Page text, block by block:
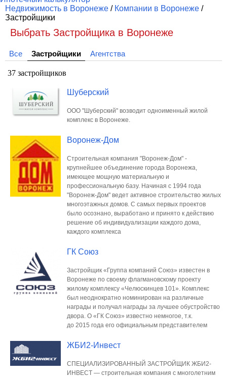
Недвижимость в Воронеже / Компании в Воронеже /
Застройщики
Выбрать Застройщика в Воронеже
Все Застройщики Агентства
37 застройщиков
Шуберский
ООО "Шуберский" возводит одноименный жилой
комплекс в Воронеже.
Воронеж-Дом
Строительная компания "Воронеж-Дом" -
крупнейшее объединение города Воронежа,
имеющее мощную материальную и
профессиональную базу. Начиная с 1994 года
"Воронеж-Дом" ведет активное строительство жилых
многоэтажных домов. С самых первых проектов
было осознано, выработано и принято к действию
решение об индивидуализации каждого дома,
каждого комплекса
ГК Союз
Застройщик «Группа компаний Союз» известен в
Воронеже по своему флагмановскому проекту
жилому комплексу «Челюскинцев 101». Комплекс
был неоднократно номинирован на различные
награды и получал награды за лучшее обустройство
двора. О «ГК Союз» известно немногое, т.к.
до 2015 года его официальным представителем
ЖБИ2-Инвест
СПЕЦИАЛИЗИРОВАННЫЙ ЗАСТРОЙЩИК ЖБИ2-
ИНВЕСТ — строительная компания с многолетним